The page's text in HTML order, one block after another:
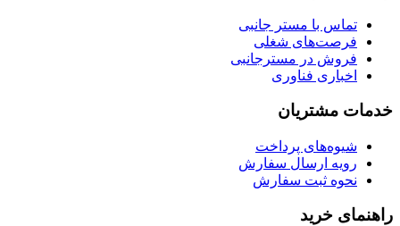
تماس با مستر جانبی
فرصت‌های شغلی
فروش در مسترجانبی
اخباری فناوری
خدمات مشتریان
شیوه‌های پرداخت
رویه ارسال سفارش
نحوه ثبت سفارش
راهنمای خرید